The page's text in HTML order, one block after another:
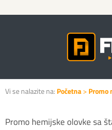
Vi se nalazite na: Početna> Promo
Promo hemijske olovke sa